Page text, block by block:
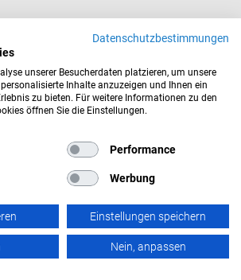
professional mit Anbau
% .custom-sale-badge {
Datenschutzbestimmungen
unserer Besucherdaten platzieren, um unsere
Inhalte anzuzeigen und Ihnen ein
zu bieten. Für weitere Informationen zu den
öffnen Sie die Einstellungen.
Performance
Werbung
Einstellungen speichern
Nein, anpassen